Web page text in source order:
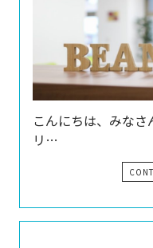
こんにちは、みな
リ…